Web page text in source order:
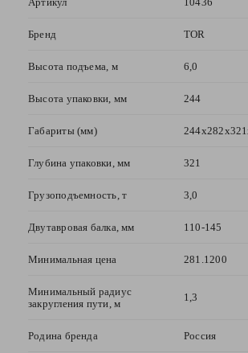
Бренд TOR
Высота подъема, м 6,0
Высота упаковки, мм 244
Габариты (мм)
Глубина упаковки, мм 321
Грузоподъемность, т 3,0
Двутавровая балка, мм 110-145
Минимальная цена 281.1200
Минимальный радиус
закругления пути, м
1,3
Родина бренда Россия
имя
Комментарий
Я согласен с